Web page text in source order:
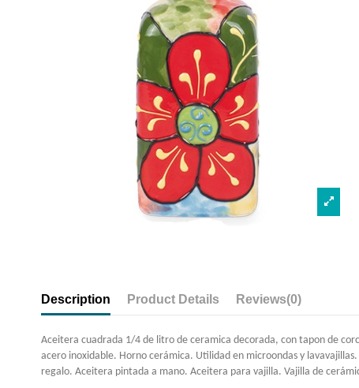
Description Product Details Reviews(0)
Aceitera cuadrada 1/4 de litro de ceramica decorada, con tapon de
acero inoxidable. Horno cerámica. Utilidad en microondas y
regalo. Aceitera pintada a mano. Aceitera para vajilla. Vajilla de